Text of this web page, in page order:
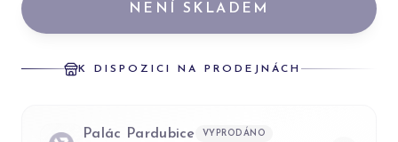
NENÍ SKLADEM
K DISPOZICI NA PRODEJNÁCH
Palác Pardubice VYPRODÁNO